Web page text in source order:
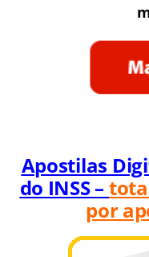
Apostilas
do INSS –
por